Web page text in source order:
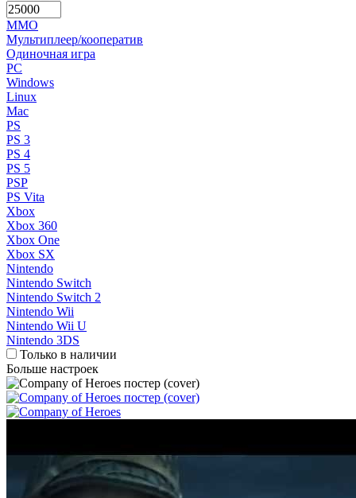
MMO
Мультиплеер/кооператив
Одиночная игра
PC
Windows
Linux
Mac
PS
PS 3
PS 4
PS 5
PSP
PS Vita
Xbox
Xbox 360
Xbox One
Xbox SX
Nintendo
Nintendo Switch
Nintendo Switch 2
Nintendo Wii
Nintendo Wii U
Nintendo 3DS
Только в наличии
Больше настроек